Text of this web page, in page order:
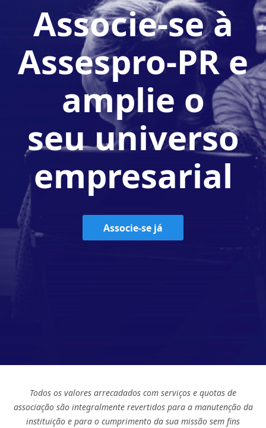
Associe-se à
Assespro-PR e
amplie o
seu universo
empresarial
Associe-se já
Todos os valores arrecadados com serviços e quotas de
associação são integralmente revertidos para a manutenção da
instituição e para o cumprimento da sua missão sem fins